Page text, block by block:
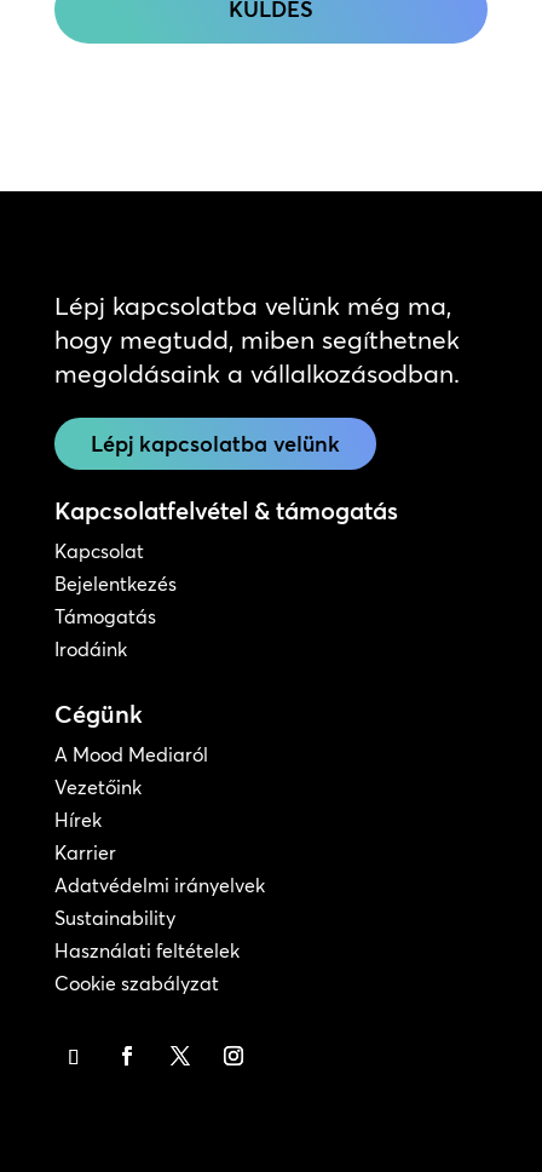
Lépj kapcsolatba velünk még ma,
hogy megtudd, miben segíthetnek
megoldásaink a vállalkozásodban.
Lépj kapcsolatba velünk
Kapcsolatfelvétel & támogatás
Kapcsolat
Bejelentkezés
Támogatás
Irodáink
Cégünk
A Mood Mediaról
Vezetőink
Hírek
Karrier
Adatvédelmi irányelvek
Sustainability
Használati feltételek
Cookie szabályzat